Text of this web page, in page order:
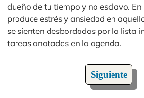
dueño de tu tiempo y no esclavo.
produce estrés y ansiedad en
se sienten desbordadas por la lista
tareas anotadas en la agenda.
Siguiente